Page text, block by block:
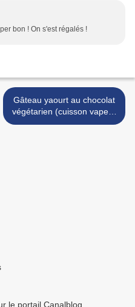
bon ! On s'est régalés !
Gâteau yaourt au chocolat
végétarien (cuisson vapeur
au cookéo) >
le portail Canalblog